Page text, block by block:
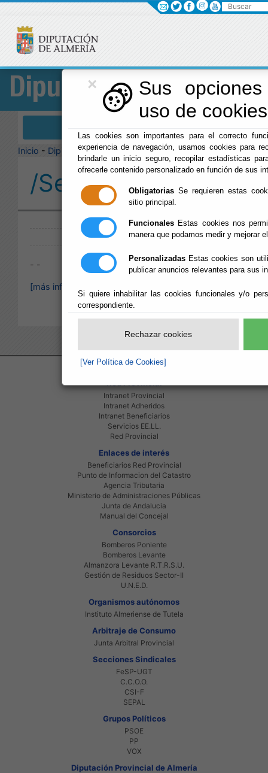
×
Sus
uso de
Las cookies son importantes para el correcto
experiencia de navegación, usamos cookies para
brindarle un inicio seguro, recopilar estadísticas
ofrecerle contenido personalizado en función de sus
Obligatorias Se requieren estas
sitio principal.
Funcionales Estas cookies nos
manera que podamos medir y mejorar
Personalizadas Estas cookies son
publicar anuncios relevantes para sus
Si quiere inhabilitar las cookies funcionales y/o
correspondiente.
Rechazar cookies
[Ver Política de Cookies]
Diputación
Inicio - Diputación -
/Servicios/
- -
Publicado:
[más información]
Red Provincial
Intranet Provincial
Intranet Adheridos
Intranet Beneficiarios
Servicios EE.LL.
Red Provincial
Enlaces de interés
Beneficiarios Red Provincial
Punto de Informacion del Catastro
Agencia Tributaria
Ministerio de Administraciones Públicas
Junta de Andalucia
Manual del Concejal
Consorcios
Bomberos Poniente
Bomberos Levante
Almanzora Levante R.T.R.S.U.
Gestión de Residuos Sector-II
U.N.E.D.
Organismos autónomos
Instituto Almeriense de Tutela
Arbitraje de Consumo
Junta Arbitral Provincial
Secciones Sindicales
FeSP-UGT
C.C.O.O.
CSI-F
SEPAL
Grupos Políticos
PSOE
PP
VOX
Diputación Provincial de Almería
Buscar